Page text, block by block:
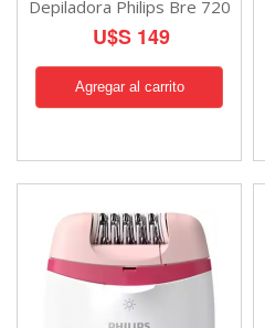
Depiladora Philips Bre 720
U$S 149